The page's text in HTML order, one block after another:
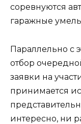
соревнуются
гаражные
Параллельно с
отбор
заявки на
принимается
интересно, ни